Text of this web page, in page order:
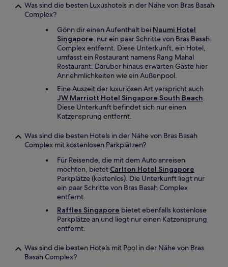
Was sind die besten Luxushotels in der Nähe von Bras Basah
Complex?
Gönn dir einen Aufenthalt bei Naumi Hotel
Singapore, nur ein paar Schritte von Bras Basah
Complex entfernt. Diese Unterkunft, ein Hotel,
umfasst ein Restaurant namens Rang Mahal
Restaurant. Darüber hinaus erwarten Gäste hier
Annehmlichkeiten wie ein Außenpool.
Eine Auszeit der luxuriösen Art verspricht auch
JW Marriott Hotel Singapore South Beach.
Diese Unterkunft befindet sich nur einen
Katzensprung entfernt.
Was sind die besten Hotels in der Nähe von Bras Basah
Complex mit kostenlosen Parkplätzen?
Für Reisende, die mit dem Auto anreisen
möchten, bietet Carlton Hotel Singapore
Parkplätze (kostenlos). Die Unterkunft liegt nur
ein paar Schritte von Bras Basah Complex
entfernt.
Raffles Singapore bietet ebenfalls kostenlose
Parkplätze an und liegt nur einen Katzensprung
entfernt.
Was sind die besten Hotels mit Pool in der Nähe von Bras
Basah Complex?